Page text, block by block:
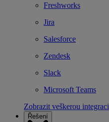
Freshworks
Jira
Salesforce
Zendesk
Slack
Microsoft Teams
Zobrazit veškerou integraci
Řešení